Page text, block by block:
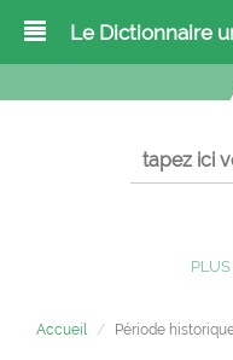
Le Dictionnaire
Accueil Période